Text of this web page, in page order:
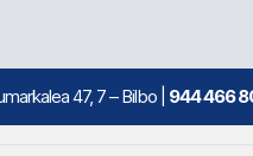
47, 7 – Bilbo | 944 466